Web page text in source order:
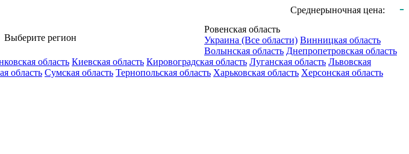
Среднерыночная цена: -
Выберите регион
Ровенская область
Украина (Все области) Винницкая область
Волынская область Днепропетровская область
область Киевская область Кировоградская область Луганская область Львовская
область Сумская область Тернопольская область Харьковская область Херсонская область